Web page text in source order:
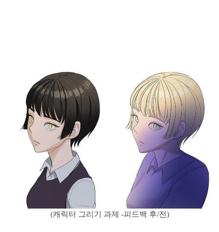
(캐릭터 그리기 과제 -피드백 후/전)